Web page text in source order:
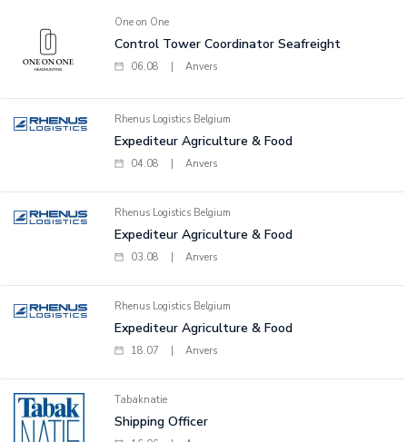
One on One
Control Tower Coordinator Seafreight
06.08 Anvers
Rhenus Logistics Belgium
Expediteur Agriculture & Food
04.08 Anvers
Rhenus Logistics Belgium
Expediteur Agriculture & Food
03.08 Anvers
Rhenus Logistics Belgium
Expediteur Agriculture & Food
18.07 Anvers
Tabaknatie
Shipping Officer